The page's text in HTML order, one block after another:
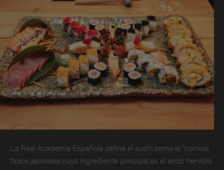
La Real Academia Española define el sushi como la “comida
típica japonesa cuyo ingrediente principal es el arroz hervido,